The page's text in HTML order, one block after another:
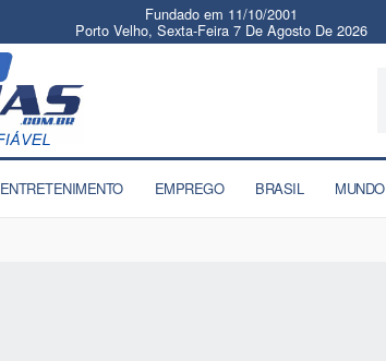
Fundado em 11/10/2001
Porto Velho, Sexta-Feira 7 De Agosto De 2026
ENTRETENIMENTO EMPREGO BRASIL MUNDO